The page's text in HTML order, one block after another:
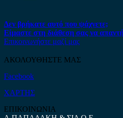
Δεν βρήκατε αυτό που ψάχνετε;
Είμαστε στη διάθεση σας να
Επικοινωνήστε μαζί μας
ΑΚΟΛΟΥΘΗΣΤΕ ΜΑΣ
Facebook
ΧΑΡΤΗΣ
ΕΠΙΚΟΙΝΩΝΙΑ